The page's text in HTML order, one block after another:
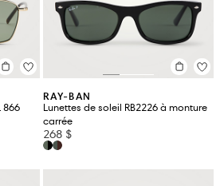
866
RAY-BAN
Lunettes de soleil RB2226 à monture
carrée
268 $